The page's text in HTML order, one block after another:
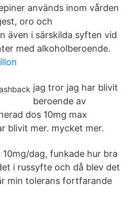
används inom vården
oro och
även i särskilda syften vid
med alkoholberoende.
jag tror jag har blivit
beroende av
dos 10mg max
blivit mer. mycket mer.
dag, funkade hur bra
i russyfte och då blev det
min tolerans fortfarande